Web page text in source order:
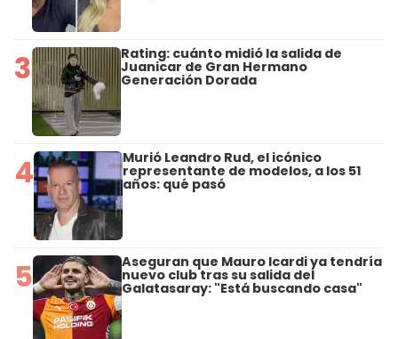
3 Rating: cuánto midió la salida de
Juanicar de Gran Hermano
Generación Dorada
4 Murió Leandro Rud, el icónico
representante de modelos, a los 51
años: qué pasó
5 Aseguran que Mauro Icardi ya tendría
nuevo club tras su salida del
Galatasaray: "Está buscando casa"